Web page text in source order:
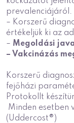
prevalenciájáról.
– Korszerű
értékeljük ki az
– Megoldási
– Vakcinázás
Korszerű
fejőházi
Protokollt
Minden esetben
(Uddercost®)